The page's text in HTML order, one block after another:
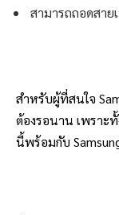
สามารถถอดสาย
สำหรับผู้ที่สนใจ
ต้องรอนาน เพราะ
นี้พร้อมกับ